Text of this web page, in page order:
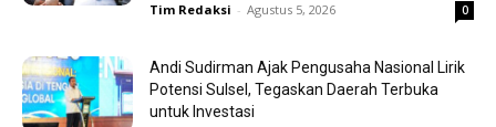
Tim Redaksi - Agustus 5, 2026 0
Andi Sudirman Ajak Pengusaha Nasional Lirik
Potensi Sulsel, Tegaskan Daerah Terbuka
untuk Investasi